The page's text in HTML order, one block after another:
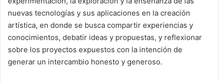
nuevas tecnologías y sus aplicaciones en la creación
artística, en donde se busca compartir experiencias y
conocimientos, debatir ideas y propuestas, y reflexionar
sobre los proyectos expuestos con la intención de
generar un intercambio honesto y generoso.